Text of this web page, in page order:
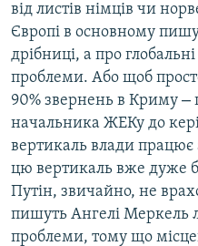
від листів німців чи
Європі в основному
дрібниці, а про
проблеми. Або щоб
90% звернень в Криму –
начальника ЖЕКу до
вертикаль влади
цю вертикаль вже дуже
Путін, звичайно, не
пишуть Ангелі Меркель
проблеми, тому що